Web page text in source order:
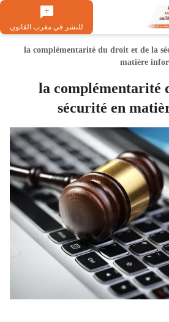
للنشر في مغرب القانون
la complémentarité du droit et de la
matière
la complémentarité
sécurité en